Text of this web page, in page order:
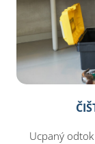
Ucpaný